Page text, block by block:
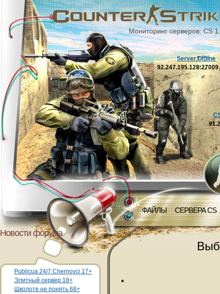
Мониторинг серверов: CS
ФАЙЛЫ СЕРВЕРА CS
Server Offline
92.247.195.128:27009
Новости форума
Publicua 24/7 Chernovci 17+
Элитный сервер 18+
Школоте не понять 68+